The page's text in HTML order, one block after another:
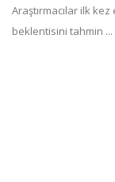
Araştırmacılar ilk
beklentisini tahmin ...